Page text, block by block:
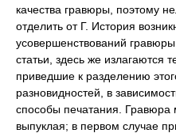
качества гравюры, поэтому
отделить от Г. История
усовершенствований
статьи, здесь же излагаются
приведшие к разделению
разновидностей, в
способы печатания. Гравюра
выпуклая; в первом случае